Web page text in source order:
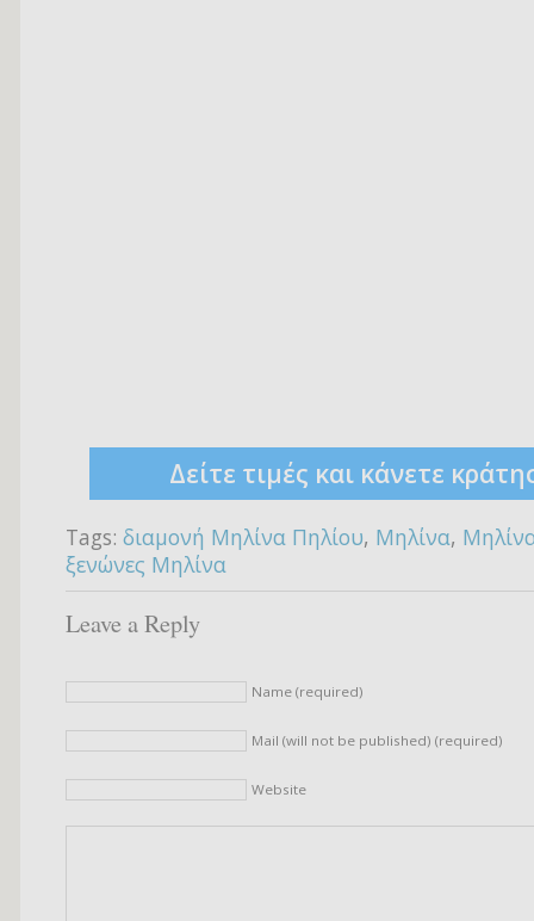
Δείτε τιμές και κάνετε
Tags: διαμονή Μηλίνα Πηλίου, Μηλίνα,
ξενώνες Μηλίνα
Leave a Reply
Name (required)
Mail (will not be published) (required)
Website